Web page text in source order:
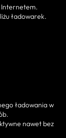
Internetem.
ładowarek.
ładowania w
nawet bez